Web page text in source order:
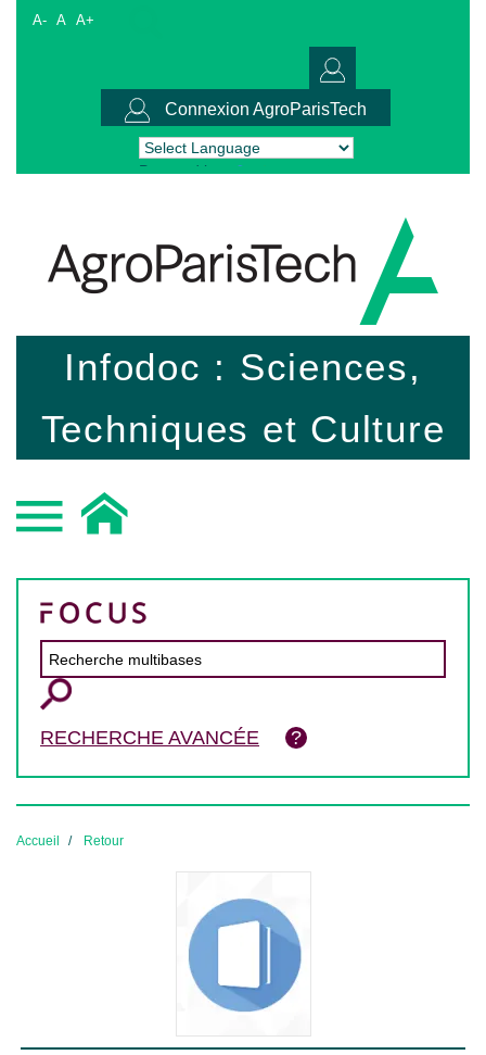
A- A A+
Connexion AgroParisTech
Powered by Translate
Infodoc : Sciences,
Techniques et Culture
RECHERCHE AVANCÉE
Accueil Retour